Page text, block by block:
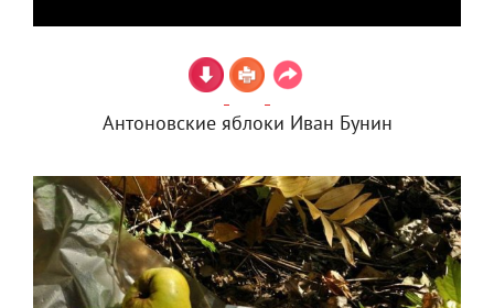
Антоновские яблоки Иван Бунин